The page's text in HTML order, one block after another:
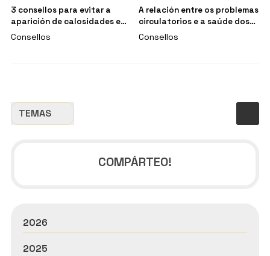
TEMAS
3 consellos para evitar a
aparición de calosidades e
durezas nos pés
Consellos
A relación entre os problemas
circulatorios e a saúde dos
pés
Consellos
COMPÁRTEO!
2026
2025